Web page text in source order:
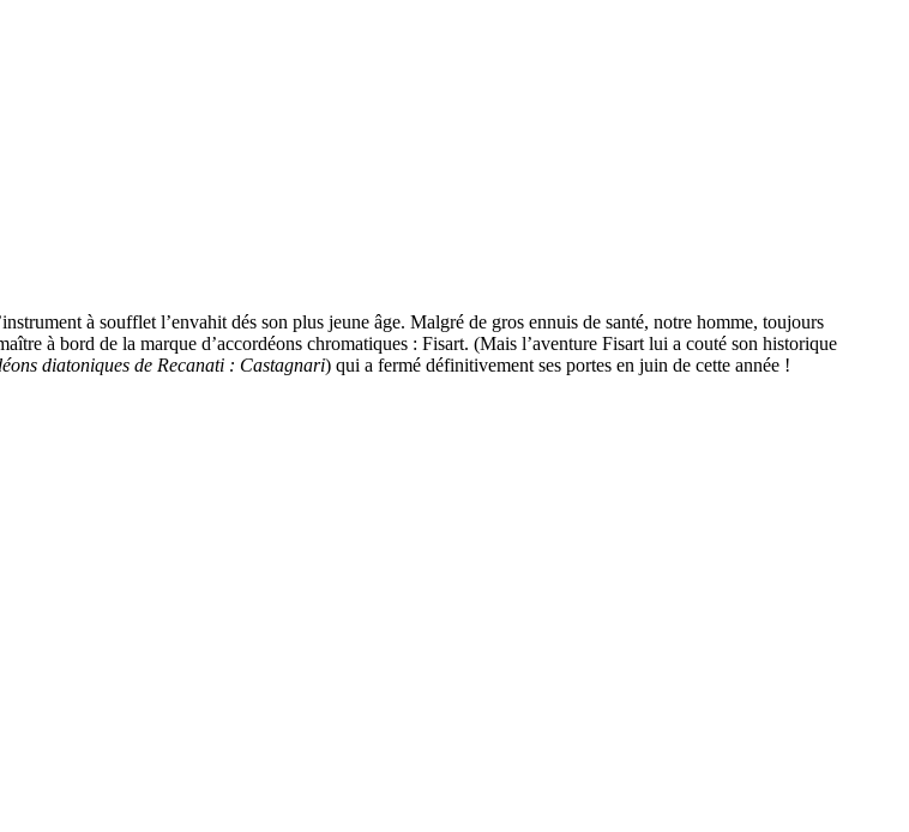
à soufflet l’envahit dés son plus jeune âge. Malgré de gros ennuis de santé, notre homme, toujours
à bord de la marque d’accordéons chromatiques : Fisart. (Mais l’aventure Fisart lui a couté son historique
diatoniques de Recanati : Castagnari) qui a fermé définitivement ses portes en juin de cette année !